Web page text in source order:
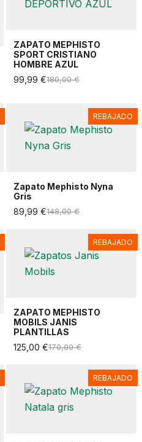
ZAPATO MEPHISTO
SPORT CRISTIANO
HOMBRE AZUL
99,99 €180,00 €
Zapato Mephisto Nyna
Gris
89,99 €148,00 €
REBAJADO
ZAPATO MEPHISTO
MOBILS JANIS
PLANTILLAS
125,00 €170,00 €
REBAJADO
REBAJADO